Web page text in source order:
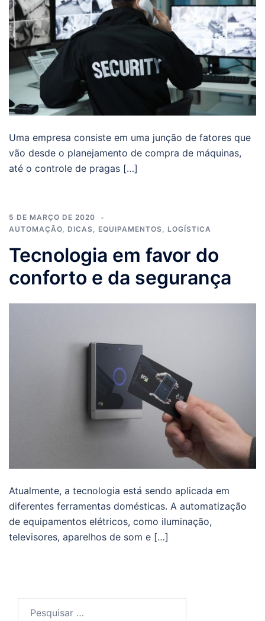
Uma empresa consiste em uma junção de fatores que
vão desde o planejamento de compra de máquinas,
até o controle de pragas […]
5 DE MARÇO DE 2020
AUTOMAÇÃO, DICAS, EQUIPAMENTOS, LOGÍSTICA
Tecnologia em favor do
conforto e da segurança
Atualmente, a tecnologia está sendo aplicada em
diferentes ferramentas domésticas. A automatização
de equipamentos elétricos, como iluminação,
televisores, aparelhos de som e […]